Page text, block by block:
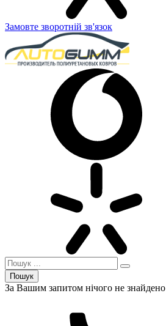
Замовте зворотній зв'язок
Пошук
За Вашим запитом нічого не знайдено